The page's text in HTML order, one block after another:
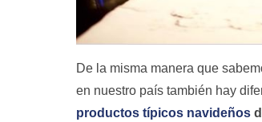
De la misma manera que
en nuestro país también hay
productos típicos navideños